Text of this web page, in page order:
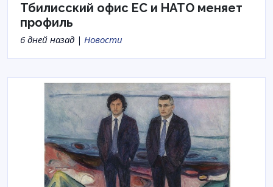
Тбилисский офис ЕС и НАТО меняет
профиль
6 дней назад | Новости